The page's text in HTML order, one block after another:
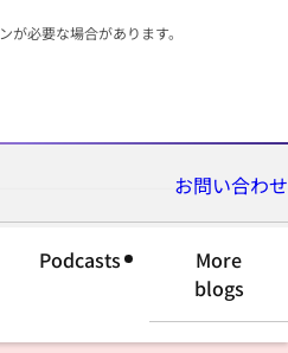
必要な場合があります。
お問い合わせ
Podcasts
More
blogs